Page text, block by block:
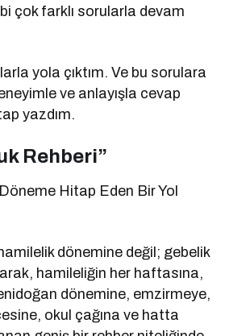
çok farklı sorularla devam
yola çıktım. Ve bu sorulara
ve anlayışla cevap
yazdım.
Rehberi”
Hitap Eden Bir Yol
dönemine değil; gebelik
hamileliğin her haftasına,
dönemine, emzirmeye,
okul çağına ve hatta